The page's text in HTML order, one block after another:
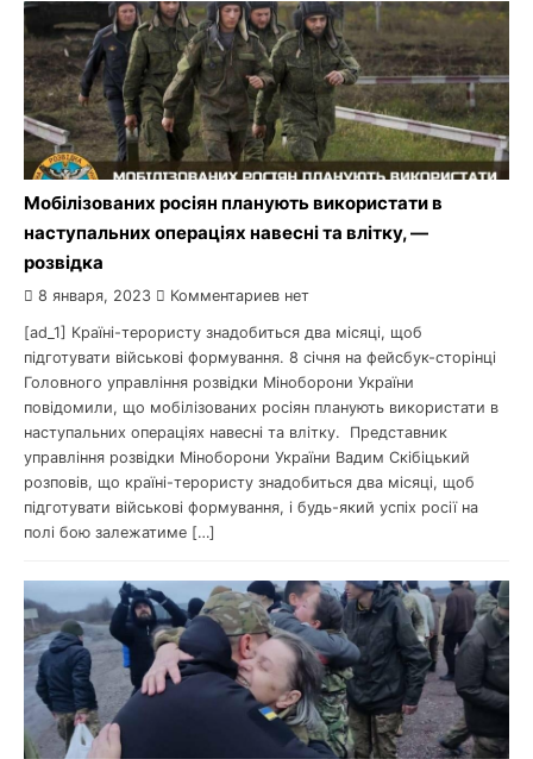
Мобілізованих росіян планують використати в
наступальних операціях навесні та влітку, —
розвідка
8 января, 2023 Комментариев нет
[ad_1] Країні-терористу знадобиться два місяці, щоб
підготувати військові формування. 8 січня на фейсбук-сторінці
Головного управління розвідки Міноборони України
повідомили, що мобілізованих росіян планують використати в
наступальних операціях навесні та влітку. Представник
управління розвідки Міноборони України Вадим Скібіцький
розповів, що країні-терористу знадобиться два місяці, щоб
підготувати військові формування, і будь-який успіх росії на
полі бою залежатиме […]